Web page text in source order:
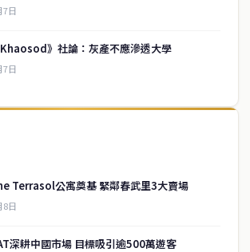
7日
Khaosod》社論：灰產不應滲透大學
7日
Terrasol公寓奠基 緊鄰春武里3大賣場
8日
深耕中國市場 目標吸引逾500萬遊客
）是一家總部設於曼谷的中文新聞媒體，致力於
的中文新聞內容。